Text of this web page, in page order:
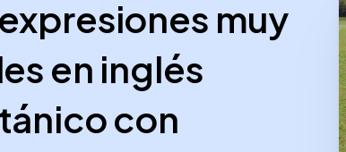
muy
en inglés
con